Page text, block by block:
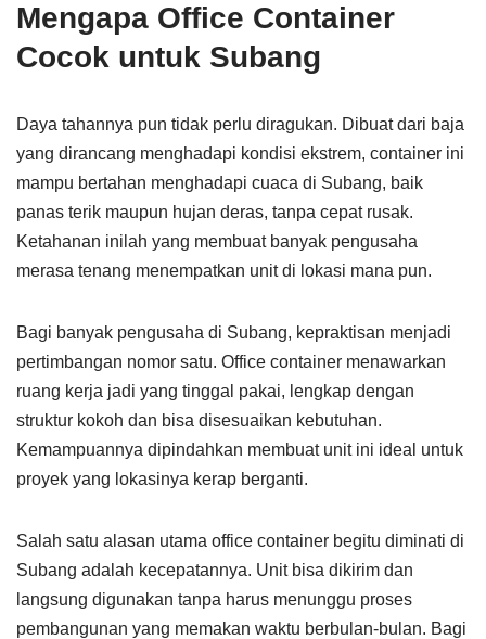
Mengapa Office Container
Cocok untuk Subang
Daya tahannya pun tidak perlu diragukan. Dibuat dari baja
yang dirancang menghadapi kondisi ekstrem, container ini
mampu bertahan menghadapi cuaca di Subang, baik
panas terik maupun hujan deras, tanpa cepat rusak.
Ketahanan inilah yang membuat banyak pengusaha
merasa tenang menempatkan unit di lokasi mana pun.
Bagi banyak pengusaha di Subang, kepraktisan menjadi
pertimbangan nomor satu. Office container menawarkan
ruang kerja jadi yang tinggal pakai, lengkap dengan
struktur kokoh dan bisa disesuaikan kebutuhan.
Kemampuannya dipindahkan membuat unit ini ideal untuk
proyek yang lokasinya kerap berganti.
Salah satu alasan utama office container begitu diminati di
Subang adalah kecepatannya. Unit bisa dikirim dan
langsung digunakan tanpa harus menunggu proses
pembangunan yang memakan waktu berbulan-bulan. Bagi